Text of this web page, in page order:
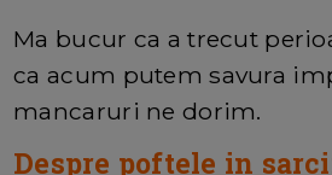
Ma bucur ca a trecut
ca acum putem savura
mancaruri ne dorim.
Despre poftele in